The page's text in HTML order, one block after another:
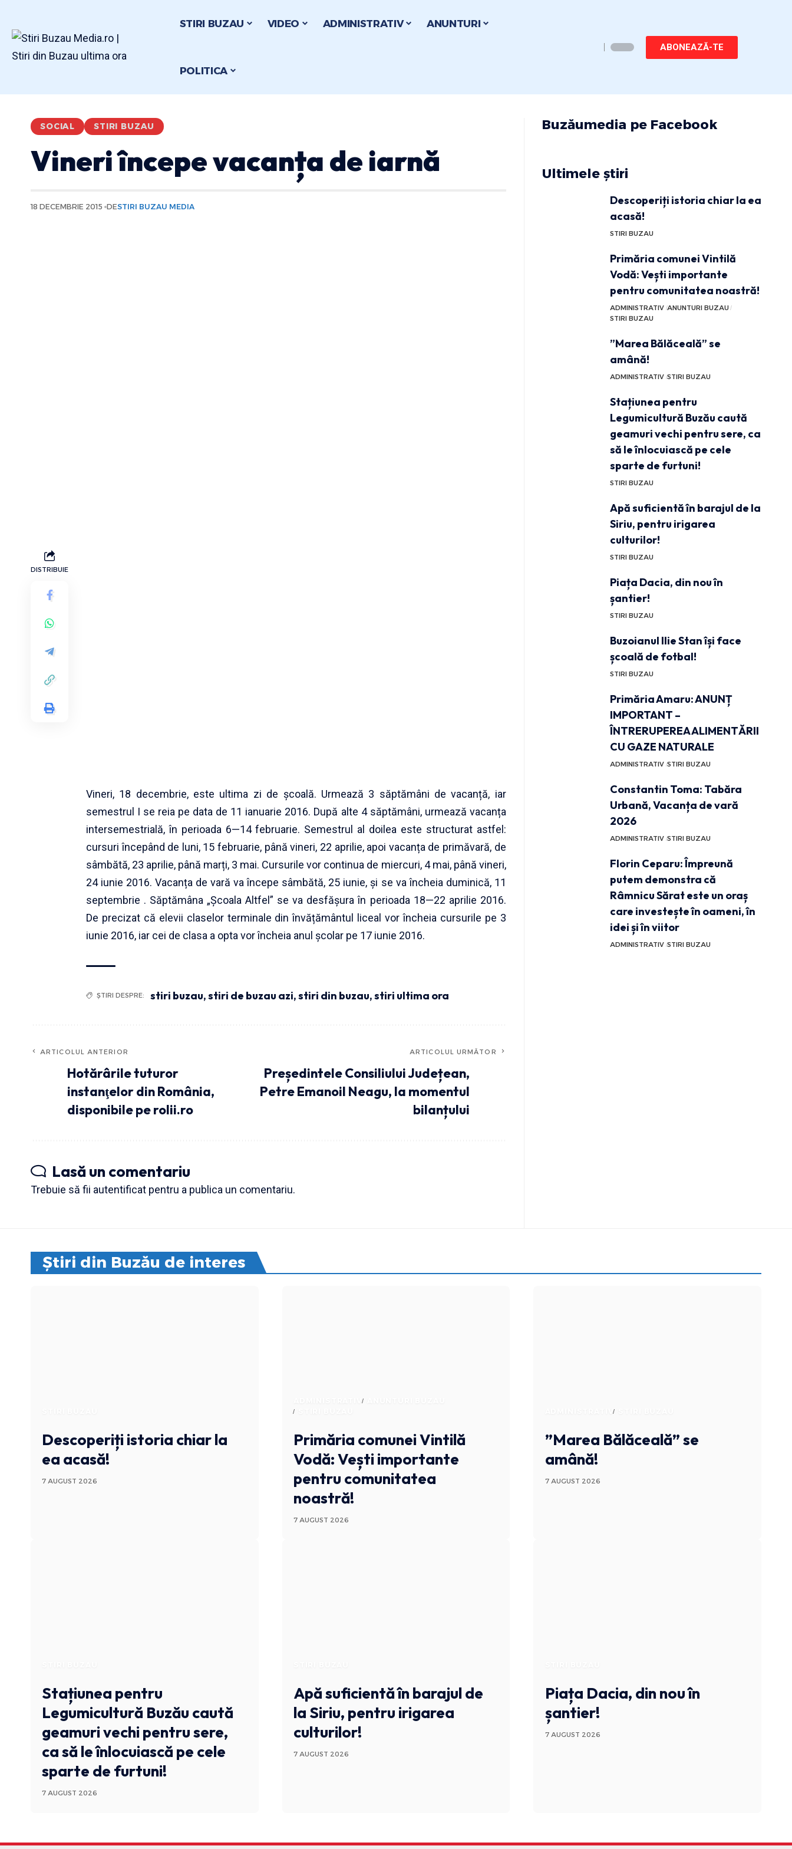
STIRI BUZAU VIDEO ADMINISTRATIV ANUNTURI
POLITICA
ABONEAZĂ-TE
SOCIAL STIRI BUZAU
Vineri începe vacanța de iarnă
18 DECEMBRIE 2015 DESTIRI BUZAU MEDIA
DISTRIBUIE
Vineri, 18 decembrie, este ultima zi de școală. Urmează 3 săptămâni de vacanță, iar
semestrul I se reia pe data de 11 ianuarie 2016. După alte 4 săptămâni, urmează vacanța
intersemestrială, în perioada 6—14 februarie. Semestrul al doilea este structurat astfel:
cursuri începând de luni, 15 februarie, până vineri, 22 aprilie, apoi vacanța de primăvară, de
sâmbătă, 23 aprilie, până marți, 3 mai. Cursurile vor continua de miercuri, 4 mai, până vineri,
24 iunie 2016. Vacanța de vară va începe sâmbătă, 25 iunie, și se va încheia duminică, 11
septembrie . Săptămâna „Școala Altfel” se va desfășura în perioada 18—22 aprilie 2016.
De precizat că elevii claselor terminale din învățământul liceal vor încheia cursurile pe 3
iunie 2016, iar cei de clasa a opta vor încheia anul școlar pe 17 iunie 2016.
ȘTIRI DESPRE: stiri buzau,stiri de buzau azi,stiri din buzau,stiri ultima ora
ARTICOLUL ANTERIOR
Hotărârile tuturor
instanţelor din România,
disponibile pe rolii.ro
ARTICOLUL URMĂTOR
Președintele Consiliului Județean,
Petre Emanoil Neagu, la momentul
bilanțului
Lasă un comentariu
Trebuie să fii autentificat pentru a publica un comentariu.
Buzăumedia pe Facebook
Ultimele știri
Descoperiți istoria chiar la ea
acasă!
STIRI BUZAU
Primăria comunei Vintilă
Vodă: Vești importante
pentru comunitatea noastră!
ADMINISTRATIV ANUNTURI BUZAU
STIRI BUZAU
”Marea Bălăceală” se
amână!
ADMINISTRATIV STIRI BUZAU
Stațiunea pentru
Legumicultură Buzău caută
geamuri vechi pentru sere, ca
să le înlocuiască pe cele
sparte de furtuni!
STIRI BUZAU
Apă suficientă în barajul de la
Siriu, pentru irigarea
culturilor!
STIRI BUZAU
Piața Dacia, din nou în
șantier!
STIRI BUZAU
Buzoianul Ilie Stan își face
școală de fotbal!
STIRI BUZAU
Primăria Amaru: ANUNȚ
IMPORTANT –
ÎNTRERUPEREA ALIMENTĂRII
CU GAZE NATURALE
ADMINISTRATIV STIRI BUZAU
Constantin Toma: Tabăra
Urbană, Vacanța de vară
2026
ADMINISTRATIV STIRI BUZAU
Florin Ceparu: Împreună
putem demonstra că
Râmnicu Sărat este un oraș
care investește în oameni, în
idei și în viitor
ADMINISTRATIV STIRI BUZAU
Știri din Buzău de interes
Descoperiți istoria chiar la
ea acasă!
7 AUGUST 2026
ADMINISTRATIV
Primăria comunei Vintilă
Vodă: Vești importante
pentru comunitatea
noastră!
7 AUGUST 2026
ADMINISTRATIV
”Marea Bălăceală” se
amână!
7 AUGUST 2026
Stațiunea pentru
Legumicultură Buzău caută
geamuri vechi pentru sere,
ca să le înlocuiască pe cele
sparte de furtuni!
7 AUGUST 2026
Apă suficientă în barajul de
la Siriu, pentru irigarea
culturilor!
7 AUGUST 2026
Piața Dacia, din nou în
șantier!
7 AUGUST 2026